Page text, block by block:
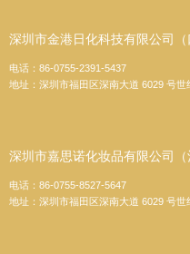
深圳市嘉思诺化妆品有限公司（
电话：86-0755-8527-5647
地址：深圳市福田区深南大道 6029 号世
深圳市金港日化科技有限公司（
电话：86-0755-2391-5437
地址：深圳市福田区深南大道 6029 号世